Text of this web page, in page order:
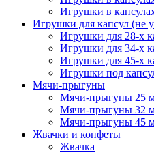
Игрушки в
Игрушки для капсул (не
Игрушки для 28-х
Игрушки для 34-х
Игрушки для 45-х
Игрушки под
Мячи-прыгуны
Мячи-прыгуны 25
Мячи-прыгуны 32
Мячи-прыгуны 45
Жвачки и конфеты
Жвачка